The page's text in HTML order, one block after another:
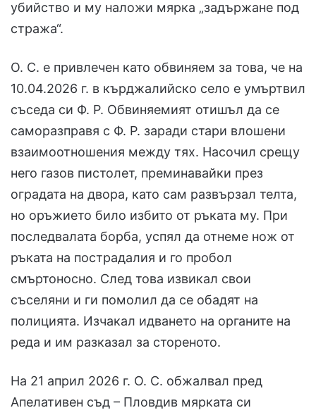
убийство и му наложи мярка „задържане под
стража“.
О. С. е привлечен като обвиняем за това, че на
10.04.2026 г. в кърджалийско село е умъртвил
съседа си Ф. Р. Обвиняемият отишъл да се
саморазправя с Ф. Р. заради стари влошени
взаимоотношения между тях. Насочил срещу
него газов пистолет, преминавайки през
оградата на двора, като сам развързал телта,
но оръжието било избито от ръката му. При
последвалата борба, успял да отнеме нож от
ръката на пострадалия и го пробол
смъртоносно. След това извикал свои
съселяни и ги помолил да се обадят на
полицията. Изчакал идването на органите на
реда и им разказал за стореното.
На 21 април 2026 г. О. С. обжалвал пред
Апелативен съд – Пловдив мярката си